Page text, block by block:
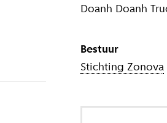
Doanh Doanh
Bestuur
Stichting Zonova